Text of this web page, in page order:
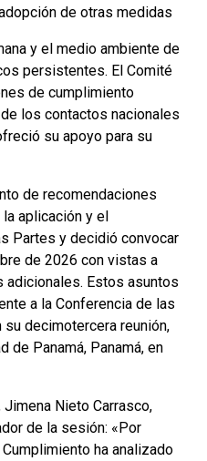
de otras medidas
y el medio ambiente de
persistentes. El Comité
de cumplimiento
los contactos nacionales
su apoyo para su
de recomendaciones
aplicación y el
Partes y decidió convocar
de 2026 con vistas a
adicionales. Estos asuntos
a la Conferencia de las
decimotercera reunión,
de Panamá, Panamá, en
Nieto Carrasco,
de la sesión: «Por
ha analizado